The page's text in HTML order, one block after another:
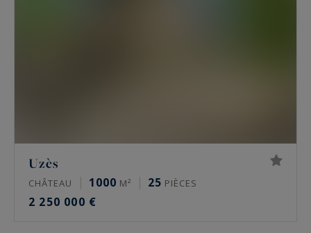
Uzès
CHÂTEAU 1000 M² 25 PIÈCES
2 250 000 €